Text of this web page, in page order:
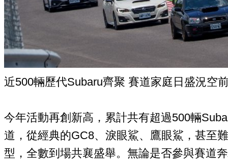
近500輛歷代Subaru齊聚 賽道家庭日盛況空
今年活動再創新高，累計共有超過500輛
道，從經典的GC8、淚眼鯊、鷹眼鯊，甚至
型，全數到場共襄盛舉。無論是否參與賽道